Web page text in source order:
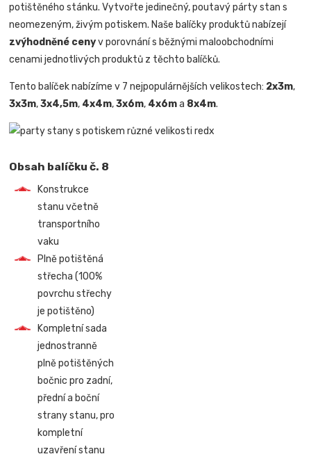
potištěného stánku. Vytvořte jedinečný, poutavý párty stan s
neomezeným, živým potiskem. Naše balíčky produktů nabízejí
zvýhodněné cenyv porovnání s běžnými maloobchodními
cenami jednotlivých produktů z těchto balíčků.
Tento balíček nabízíme v 7 nejpopulárnějších velikostech: 2x3m,
3x3m,3x4,5m, 4x4m,3x6m, 4x6ma 8x4m.
Obsah balíčku č. 8
Konstrukce
stanu včetně
transportního
vaku
Plně potištěná
střecha (100%
povrchu střechy
je potištěno)
Kompletní sada
jednostranně
plně potištěných
bočnic pro zadní,
přední a boční
strany stanu, pro
kompletní
uzavření stanu